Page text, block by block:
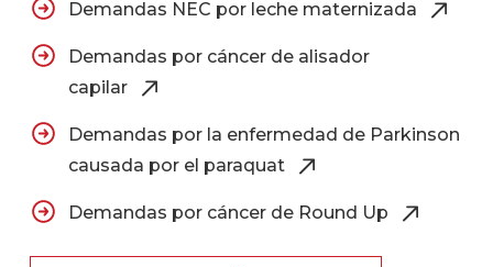
Demandas NEC por leche maternizada
Demandas por cáncer de alisador
capilar
Demandas por la enfermedad de Parkinson
causada por el paraquat
Demandas por cáncer de Round Up